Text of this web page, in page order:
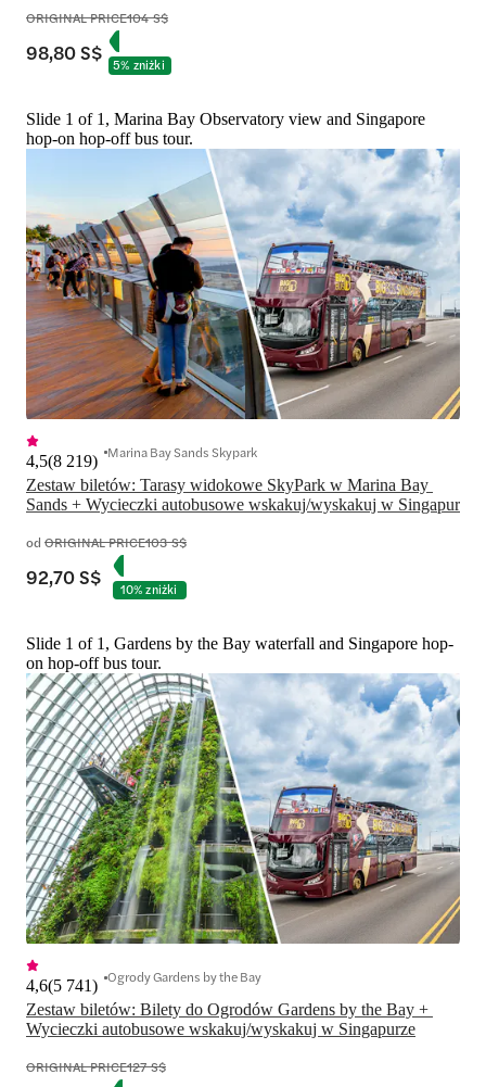
ORIGINAL PRICE104 S$
98,80 S$ 5% zniżki
Slide 1 of 1, Marina Bay Observatory view and Singapore
hop-on hop-off bus tour.
Zestaw biletów: Tarasy widokowe SkyPark w Marina Bay
Sands + Wycieczki autobusowe wskakuj/wyskakuj w Singapur
4,5(8 219) Marina Bay Sands Skypark
od ORIGINAL PRICE103 S$
92,70 S$ 10% zniżki
Slide 1 of 1, Gardens by the Bay waterfall and Singapore hop-
on hop-off bus tour.
Zestaw biletów: Bilety do Ogrodów Gardens by the Bay +
Wycieczki autobusowe wskakuj/wyskakuj w Singapurze
4,6(5 741) Ogrody Gardens by the Bay
ORIGINAL PRICE127 S$